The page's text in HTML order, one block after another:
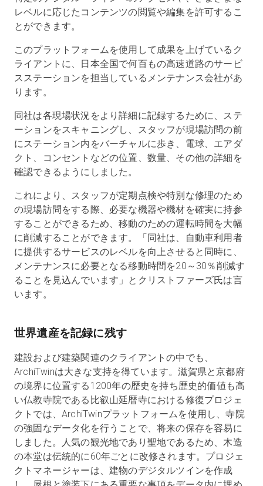
レベルに応じたコンテンツの閲覧や編集を許可するこ
とができます。
このプラットフォームを使用して成果を上げているク
ライアントに、日本全国で何百もの高速道路のサービ
スステーションを担当しているメンテナンス会社があ
ります。
同社は各現場状況をより詳細に記録するために、ステ
ーションをスキャニングし、スタッフが現場訪問の前
にステーション内をバーチャルに歩き、電球、エアダ
クト、コンセントなどの位置、数量、その他の詳細を
確認できるようにしました。
これにより、スタッフが定期点検や特別な修理のため
の現場訪問をする際、必要な機器や機材を確実に持参
することができるため、移動のための運転時間を大幅
に削減することができます。「同社は、自動車利用者
に提供するサービスのレベルを向上させると同時に、
メンテナンスに必要となる移動時間を20～30％削減す
ることを見込んでいます」とクリストファーズ氏は言
います。
世界遺産を記録に残す
建設および建築関連のクライアントの中でも、
ArchiTwinは大きな支持を得ています。滋賀県と京都府
の境界に位置する1200年の歴史を持ち歴史的価値も高
い仏教寺院である比叡山延暦寺における修復プロジェ
クトでは、ArchiTwinプラットフォームを使用し、寺院
の強固なデータ化を行うことで、将来の保存を容易に
しました。人気の観光地であり聖地であるため、木造
の本堂は伝統的に60年ごとに改修されます。プロジェ
クトマネージャーは、建物のデジタルツインを作成